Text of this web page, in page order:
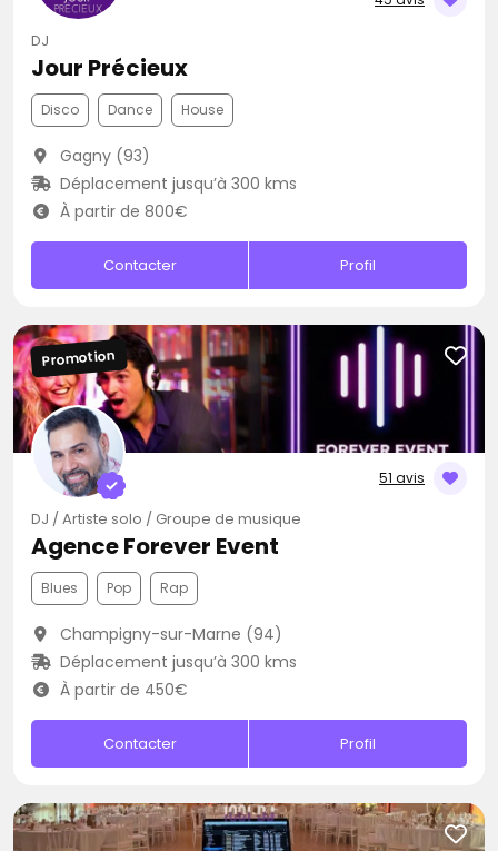
DJ
Jour Précieux
Disco Dance House
Gagny (93)
Déplacement jusqu’à 300 kms
À partir de 800€
Contacter Profil
51 avis
Promotion
DJ / Artiste solo / Groupe de musique
Agence Forever Event
Blues Pop Rap
Champigny-sur-Marne (94)
Déplacement jusqu’à 300 kms
À partir de 450€
Contacter Profil